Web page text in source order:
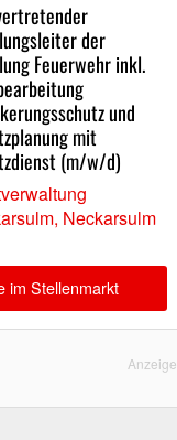
der
Feuerwehr inkl.
und
mit
(m/w/d)
Neckarsulm
im Stellenmarkt
Anzeige